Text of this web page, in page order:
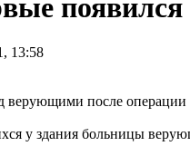
13:58
у здания больницы